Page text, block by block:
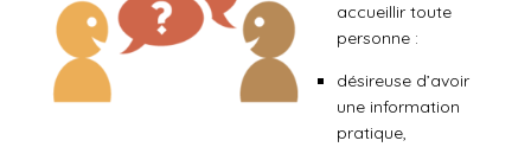
accueillir toute
personne :
désireuse d’avoir
une information
pratique,